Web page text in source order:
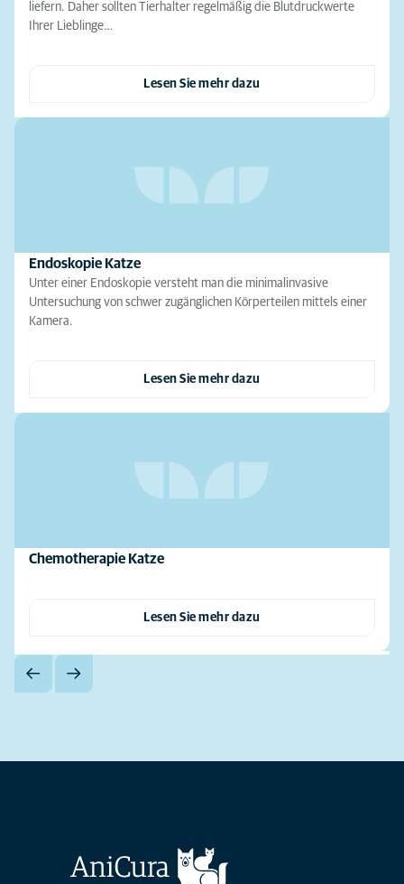
liefern. Daher sollten Tierhalter regelmäßig die Blutdruckwerte
Ihrer Lieblinge…
Lesen Sie mehr dazu
Endoskopie Katze
Unter einer Endoskopie versteht man die minimalinvasive
Untersuchung von schwer zugänglichen Körperteilen mittels einer
Kamera.
Lesen Sie mehr dazu
Chemotherapie Katze
Lesen Sie mehr dazu